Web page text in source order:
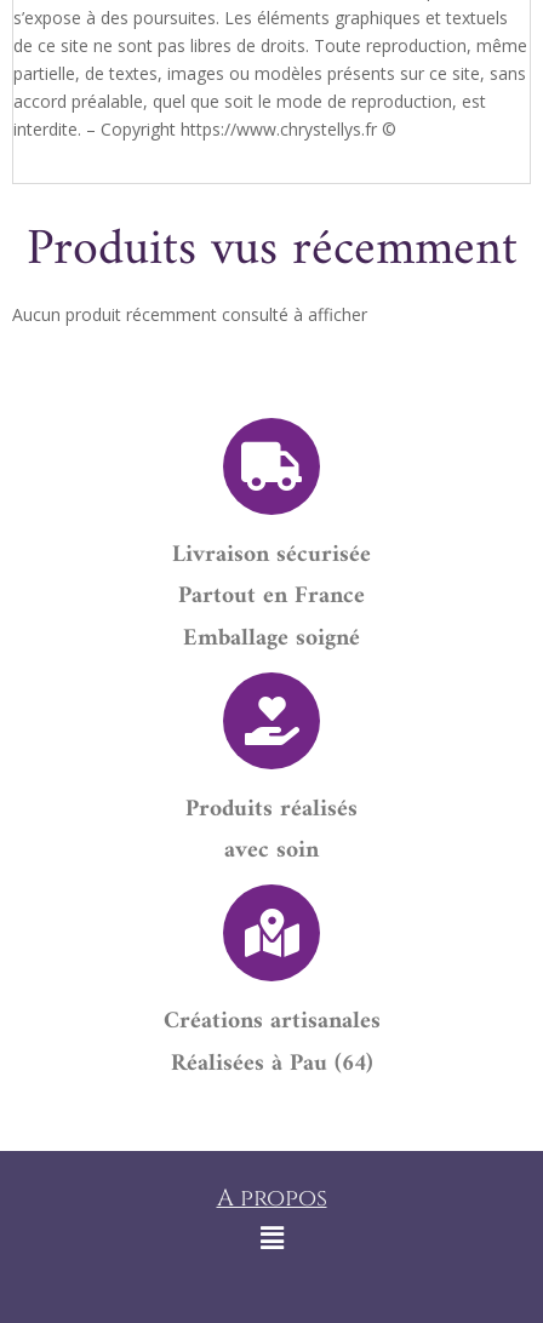
s’expose à des poursuites. Les éléments graphiques et textuels
de ce site ne sont pas libres de droits. Toute reproduction, même
partielle, de textes, images ou modèles présents sur ce site, sans
accord préalable, quel que soit le mode de reproduction, est
interdite. – Copyright https://www.chrystellys.fr ©
Produits vus récemment
Aucun produit récemment consulté à afficher
Livraison sécurisée
Partout en France
Emballage soigné
Produits réalisés
avec soin
Créations artisanales
Réalisées à Pau (64)
A propos